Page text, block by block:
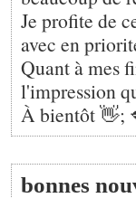
Je profite de
avec en
Quant à mes
l'impression
À bientôt 👋;
bonnes